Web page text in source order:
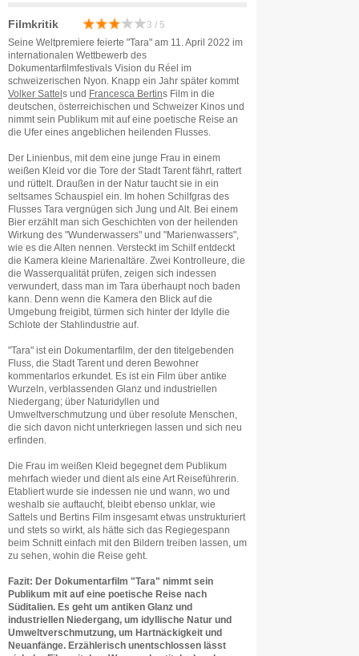
Filmkritik 3 / 5
Seine Weltpremiere feierte "Tara" am 11. April 2022 im
internationalen Wettbewerb des
Dokumentarfilmfestivals Vision du Réel im
schweizerischen Nyon. Knapp ein Jahr später kommt
Volker Sattel s und Francesca Bertins Film in die
deutschen, österreichischen und Schweizer Kinos und
nimmt sein Publikum mit auf eine poetische Reise an
die Ufer eines angeblichen heilenden Flusses.
Der Linienbus, mit dem eine junge Frau in einem
weißen Kleid vor die Tore der Stadt Tarent fährt, rattert
und rüttelt. Draußen in der Natur taucht sie in ein
seltsames Schauspiel ein. Im hohen Schilfgras des
Flusses Tara vergnügen sich Jung und Alt. Bei einem
Bier erzählt man sich Geschichten von der heilenden
Wirkung des "Wunderwassers" und "Marienwassers",
wie es die Alten nennen. Versteckt im Schilf entdeckt
die Kamera kleine Marienaltäre. Zwei Kontrolleure, die
die Wasserqualität prüfen, zeigen sich indessen
verwundert, dass man im Tara überhaupt noch baden
kann. Denn wenn die Kamera den Blick auf die
Umgebung freigibt, türmen sich hinter der Idylle die
Schlote der Stahlindustrie auf.
"Tara" ist ein Dokumentarfilm, der den titelgebenden
Fluss, die Stadt Tarent und deren Bewohner
kommentarlos erkundet. Es ist ein Film über antike
Wurzeln, verblassenden Glanz und industriellen
Niedergang; über Naturidyllen und
Umweltverschmutzung und über resolute Menschen,
die sich davon nicht unterkriegen lassen und sich neu
erfinden.
Die Frau im weißen Kleid begegnet dem Publikum
mehrfach wieder und dient als eine Art Reiseführerin.
Etabliert wurde sie indessen nie und wann, wo und
weshalb sie auftaucht, bleibt ebenso unklar, wie
Sattels und Bertins Film insgesamt etwas unstrukturiert
und stets so wirkt, als hätte sich das Regiegespann
beim Schnitt einfach mit den Bildern treiben lassen, um
zu sehen, wohin die Reise geht.
Fazit: Der Dokumentarfilm "Tara" nimmt sein
Publikum mit auf eine poetische Reise nach
Süditalien. Es geht um antiken Glanz und
industriellen Niedergang, um idyllische Natur und
Umweltverschmutzung, um Hartnäckigkeit und
Neuanfänge. Erzählerisch unentschlossen lässt